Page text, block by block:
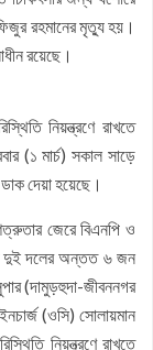
রহমানের মৃত্যু হয়।
রয়েছে।
নিয়ন্ত্রণে রাখতে
(১ মার্চ) সকাল সাড়ে
দেয়া হয়েছে।
জেরে বিএনপি ও
দুই দলের অন্তত ৬ জন
(দামুড়হুদা-জীবননগর
(ওসি) সোলায়মান
নিয়ন্ত্রণে রাখতে